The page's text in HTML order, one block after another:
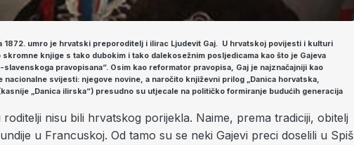
1872. umro je hrvatski preporoditelj i ilirac Ljudevit Gaj. U hrvatskoj povijesti i kulturi
skromne knjige s tako dubokim i tako dalekosežnim posljedicama kao što je Gajeva
pravopisana“. Osim kao reformator pravopisa, Gaj je najznačajniji kao
nacionalne svijesti: njegove novine, a naročito književni prilog „Danica horvatska,
„Danica ilirska“) presudno su utjecale na političko formiranje budućih generacija
roditelji nisu bili hrvatskog porijekla. Naime, prema tradiciji, obitelj
u Francuskoj. Od tamo su se neki Gajevi preci doselili u Spiš